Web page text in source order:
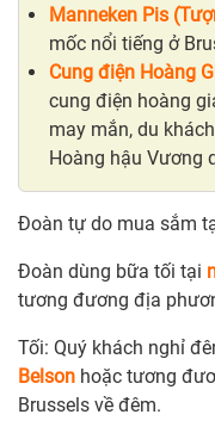
Manneken Pis
mốc nổi tiếng ở
Cung điện Hoàng
cung điện hoàng
may mắn, du
Hoàng hậu Vương
Đoàn tự do mua sắm
Đoàn dùng bữa tối tại
tương đương địa
Tối: Quý khách nghỉ
Belson hoặc tương
Brussels về đêm.